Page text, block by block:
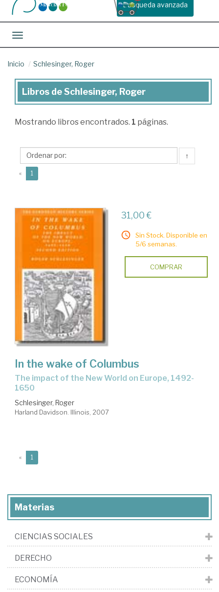
Busqueda avanzada
Toggle navigation
Inicio Schlesinger, Roger
Libros
Schlesinger,
Libros de Schlesinger, Roger
Mostrando libros encontrados. 1 páginas.
↑
« 1
31,00 €
Sin Stock. Disponible en
5/6 semanas.
COMPRAR
In the wake of Columbus
the impact of the New World on Europe, 1492-
1650
Schlesinger, Roger
Harland Davidson. Illinois, 2007
« 1
Materias
CIENCIAS SOCIALES
DERECHO
ECONOMÍA